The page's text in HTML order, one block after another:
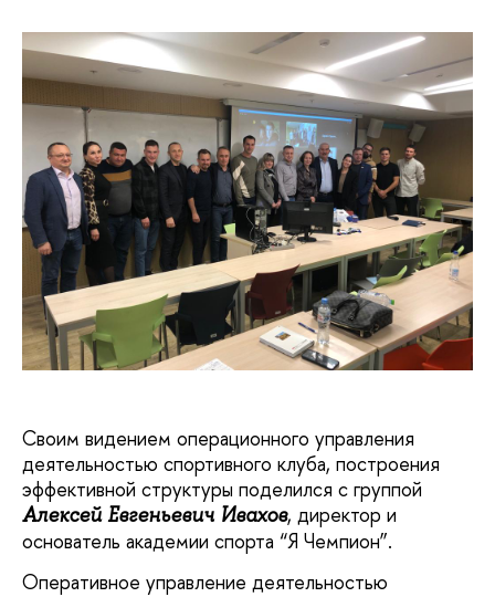
Своим видением операционного управления
деятельностью спортивного клуба, построения
эффективной структуры поделился с группой
Алексей Евгеньевич Ивахов, директор и
основатель академии спорта “Я Чемпион”.
Оперативное управление деятельностью